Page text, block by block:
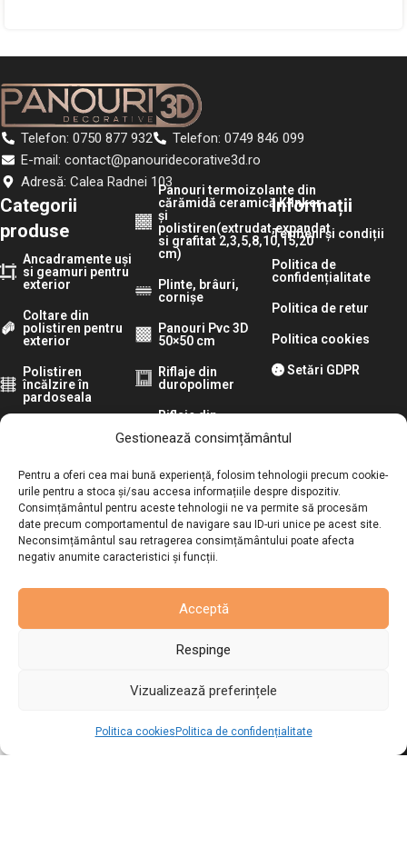
Gestionează consimțământul
Pentru a oferi cea mai bună experiență, folosim tehnologii precum cookie-
urile pentru a stoca și/sau accesa informațiile despre dispozitiv.
Consimțământul pentru aceste tehnologii ne va permite să procesăm
date precum comportamentul de navigare sau ID-uri unice pe acest site.
Neconsimțământul sau retragerea consimțământului poate afecta
negativ anumite caracteristici și funcții.
Acceptă
Respinge
Vizualizează preferințele
Politica cookies Politica de confidențialitate
Telefon: 0750 877 932
Telefon: 0749 846 099
E-mail: contact@panouridecorative3d.ro
Adresă: Calea Radnei 103
Categorii
produse
Ancadramente uși
si geamuri pentru
exterior
Coltare din
polistiren pentru
exterior
Polistiren
încălzire în
pardoseala
Panouri
termoizolante
pentru exterior din
polistiren la
200x50x4cm
Panouri PVC
MARMURA
Panouri termoizolante din
cărămidă ceramică Klinker
și
polistiren(extrudat,expandat
si grafitat 2,3,5,8,10,15,20
cm)
Plinte, brâuri,
cornișe
Panouri Pvc 3D
50×50 cm
Riflaje din
duropolimer
Riflaje din
acustice
Tapete de lux
Panouri 3d tip
roca/stanca din
poliuretan
exterior din WPC
decorative tip
marmură pentru
Informații
Termeni și condiții
Politica de
confidențialitate
Politica de retur
Politica cookies
Setări GDPR
Urmărește-ne pe: